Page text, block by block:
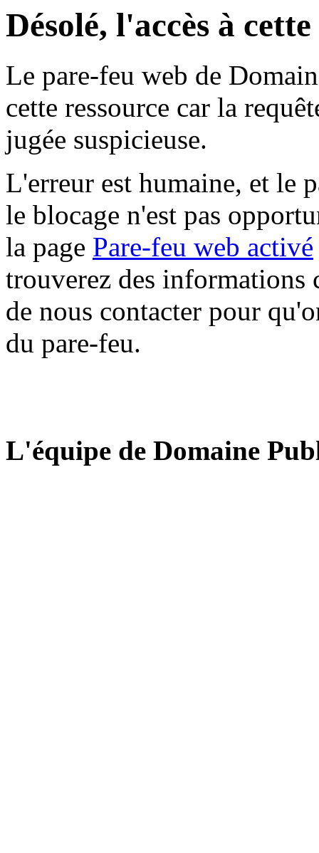
Désolé, l'accès à
Le pare-feu web de
cette ressource car la
jugée suspicieuse.
L'erreur est humaine, et le
le blocage n'est pas
la page Pare-feu web activé
trouverez des informations
de nous contacter pour
du pare-feu.
L'équipe de Domaine